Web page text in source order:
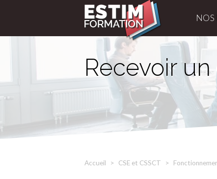
Recevoir un
Accueil CSE et CSSCT